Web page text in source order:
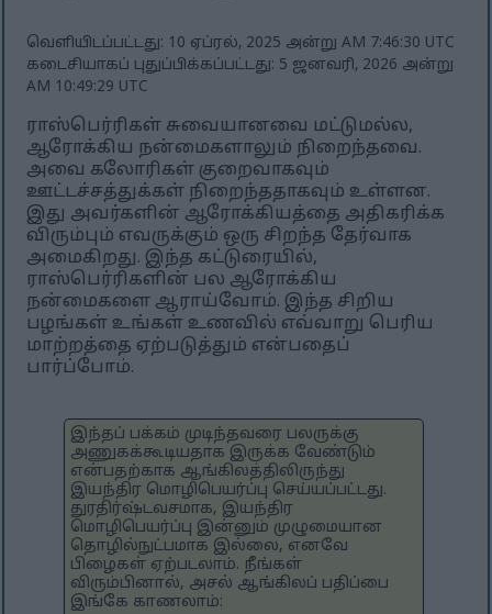
வெளியிடப்பட்டது: 10 ஏப்ரல், 2025 அன்று AM 7:46:30 UTC
கடைசியாகப் புதுப்பிக்கப்பட்டது: 5 ஜனவரி, 2026 அன்று
AM 10:49:29 UTC
ராஸ்பெர்ரிகள் சுவையானவை மட்டுமல்ல,
ஆரோக்கிய நன்மைகளாலும் நிறைந்தவை.
அவை கலோரிகள் குறைவாகவும்
ஊட்டச்சத்துக்கள் நிறைந்ததாகவும் உள்ளன.
இது அவர்களின் ஆரோக்கியத்தை அதிகரிக்க
விரும்பும் எவருக்கும் ஒரு சிறந்த தேர்வாக
அமைகிறது. இந்த கட்டுரையில்,
ராஸ்பெர்ரிகளின் பல ஆரோக்கிய
நன்மைகளை ஆராய்வோம். இந்த சிறிய
பழங்கள் உங்கள் உணவில் எவ்வாறு பெரிய
மாற்றத்தை ஏற்படுத்தும் என்பதைப்
பார்ப்போம்.
இந்தப் பக்கம் முடிந்தவரை பலருக்கு
அணுகக்கூடியதாக இருக்க வேண்டும்
என்பதற்காக ஆங்கிலத்திலிருந்து
இயந்திர மொழிபெயர்ப்பு செய்யப்பட்டது.
துரதிர்ஷ்டவசமாக, இயந்திர
மொழிபெயர்ப்பு இன்னும் முழுமையான
தொழில்நுட்பமாக இல்லை, எனவே
பிழைகள் ஏற்படலாம். நீங்கள்
விரும்பினால், அசல் ஆங்கிலப் பதிப்பை
இங்கே காணலாம்: